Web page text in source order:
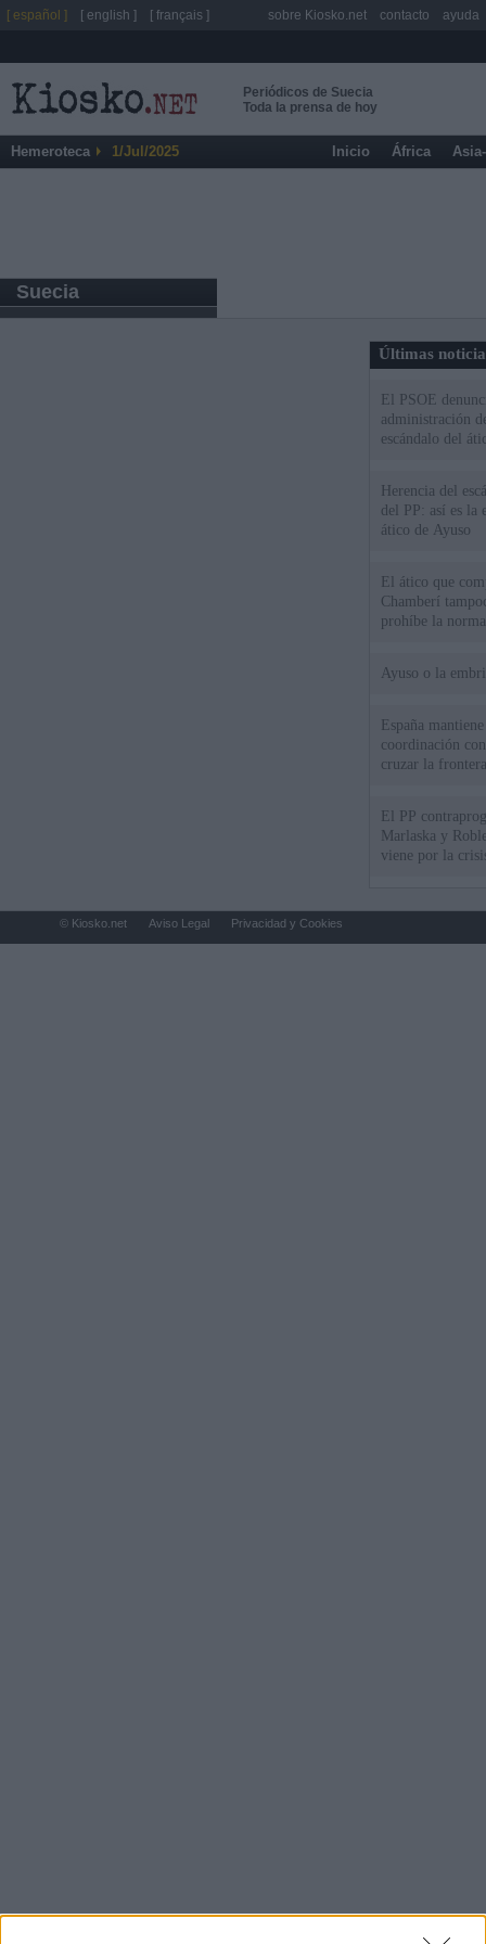
Periódicos de Suecia
Toda la prensa de hoy
Hemeroteca 1/Jul/2025 Inicio África
Suecia
Últimas
El PSOE
administración
escándalo del
Herencia del
del PP: así es la
ático de Ayuso
El ático que
Chamberí
prohíbe la
Ayuso o la
España
coordinación
cruzar la
El PP
Marlaska y
viene por la
[ español ] [ english ] [ français ] sobre Kiosko.net contacto ayuda
© Kiosko.net Aviso Legal Privacidad y Cookies